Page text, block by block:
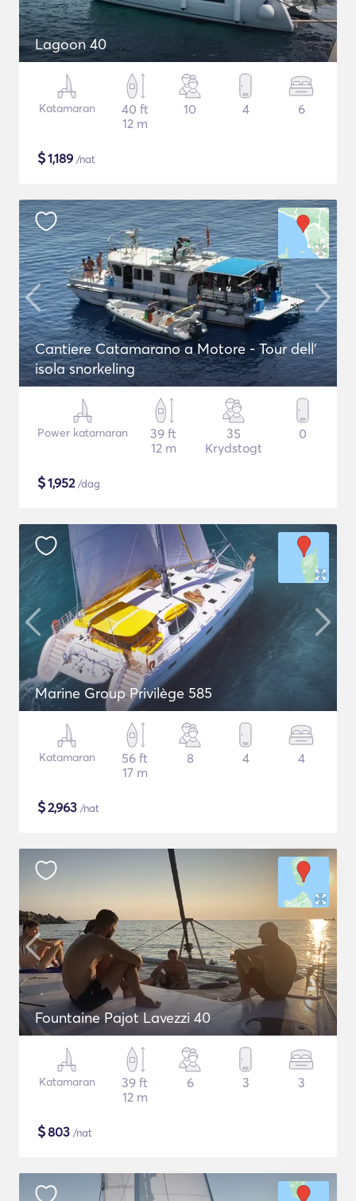
Lagoon 40
Katamaran
40 ft
12 m
10 4 6
$1,189 /nat
Cantiere Catamarano a Motore - Tour dell'
isola snorkeling
Power katamaran
39 ft
12 m
35
Krydstogt
0
$1,952/dag
Marine Group Privilège 585
Katamaran
56 ft
17 m
8 4 4
$2,963 /nat
Fountaine Pajot Lavezzi 40
Katamaran
39 ft
12 m
6 3 3
$803 /nat